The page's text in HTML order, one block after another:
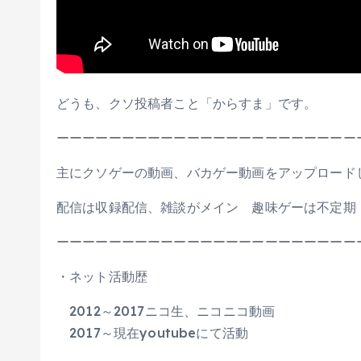
どうも、クソ投稿者こと「からすま」です。
ーーーーーーーーーーーーーーーーーーーーーーー
主にクソゲーの動画、バカゲー動画をアップロード
配信は収録配信、雑談がメイン 趣味ゲーは不定期
ーーーーーーーーーーーーーーーーーーーーーーー
・ネット活動歴
2012～2017ニコ生、ニコニコ動画
2017～現在youtubeにて活動